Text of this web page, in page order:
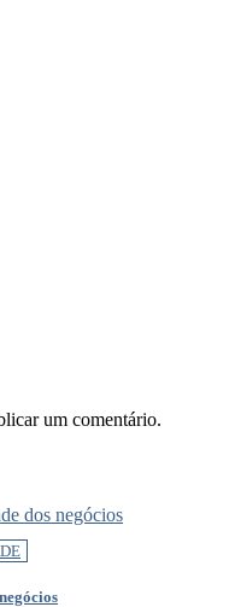
um comentário.